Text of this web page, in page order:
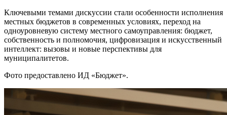
Ключевыми темами дискуссии стали особенности исполнения
местных бюджетов в современных условиях, переход на
одноуровневую систему местного самоуправления: бюджет,
собственность и полномочия, цифровизация и искусственный
интеллект: вызовы и новые перспективы для
муниципалитетов.
Фото предоставлено ИД «Бюджет».